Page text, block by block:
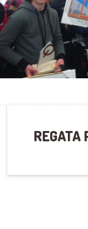
REGATA